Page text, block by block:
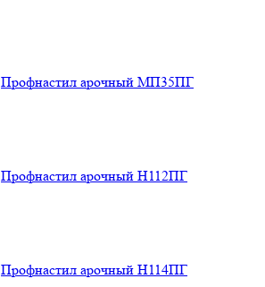
Профнастил арочный МП35ПГ
Профнастил арочный Н112ПГ
Профнастил арочный Н114ПГ